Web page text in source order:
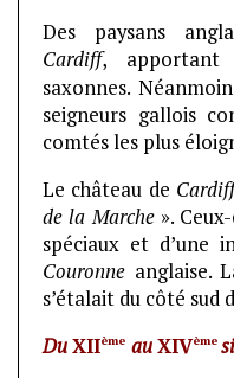
Des paysans
Cardiff, apportant
saxonnes.
seigneurs gallois
comtés les plus
Le château de
de la Marche».
spéciaux et d’une
Couronne anglaise.
s’étalait du côté sud
DuXIIème auXIVème